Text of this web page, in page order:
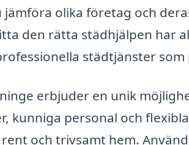
olika företag och
den rätta städhjälpen har
städtjänster som
erbjuder en unik
kunniga personal och
och trivsamt hem.